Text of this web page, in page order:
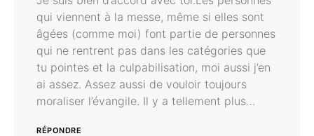
qui viennent à la messe, même si elles sont
âgées (comme moi) font partie de personnes
qui ne rentrent pas dans les catégories que
tu pointes et la culpabilisation, moi aussi j’en
ai assez. Assez aussi de vouloir toujours
moraliser l’évangile. Il y a tellement plus…
RÉPONDRE